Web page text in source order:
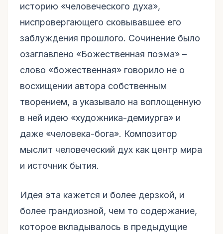
историю «человеческого духа»,
ниспровергающего сковывавшее его
заблуждения прошлого. Сочинение было
озаглавлено «Божественная поэма» –
слово «божественная» говорило не о
восхищении автора собственным
творением, а указывало на воплощенную
в ней идею «художника-демиурга» и
даже «человека-бога». Композитор
мыслит человеческий дух как центр мира
и источник бытия.
Идея эта кажется и более дерзкой, и
более грандиозной, чем то содержание,
которое вкладывалось в предыдущие